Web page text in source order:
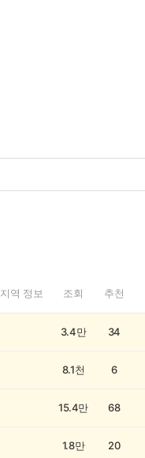
지역 정보 조회 추천
3.4만 34
8.1천 6
15.4만 68
1.8만 20